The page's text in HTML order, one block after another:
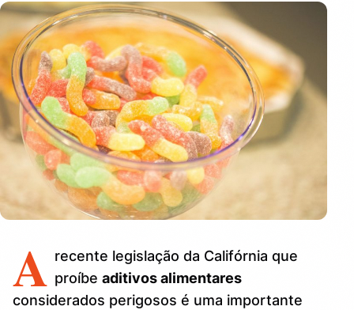
A recente legislação da Califórnia que
proíbe aditivos alimentares
considerados perigosos é uma importante